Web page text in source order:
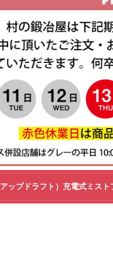
ップドラフト）充電式ミスト